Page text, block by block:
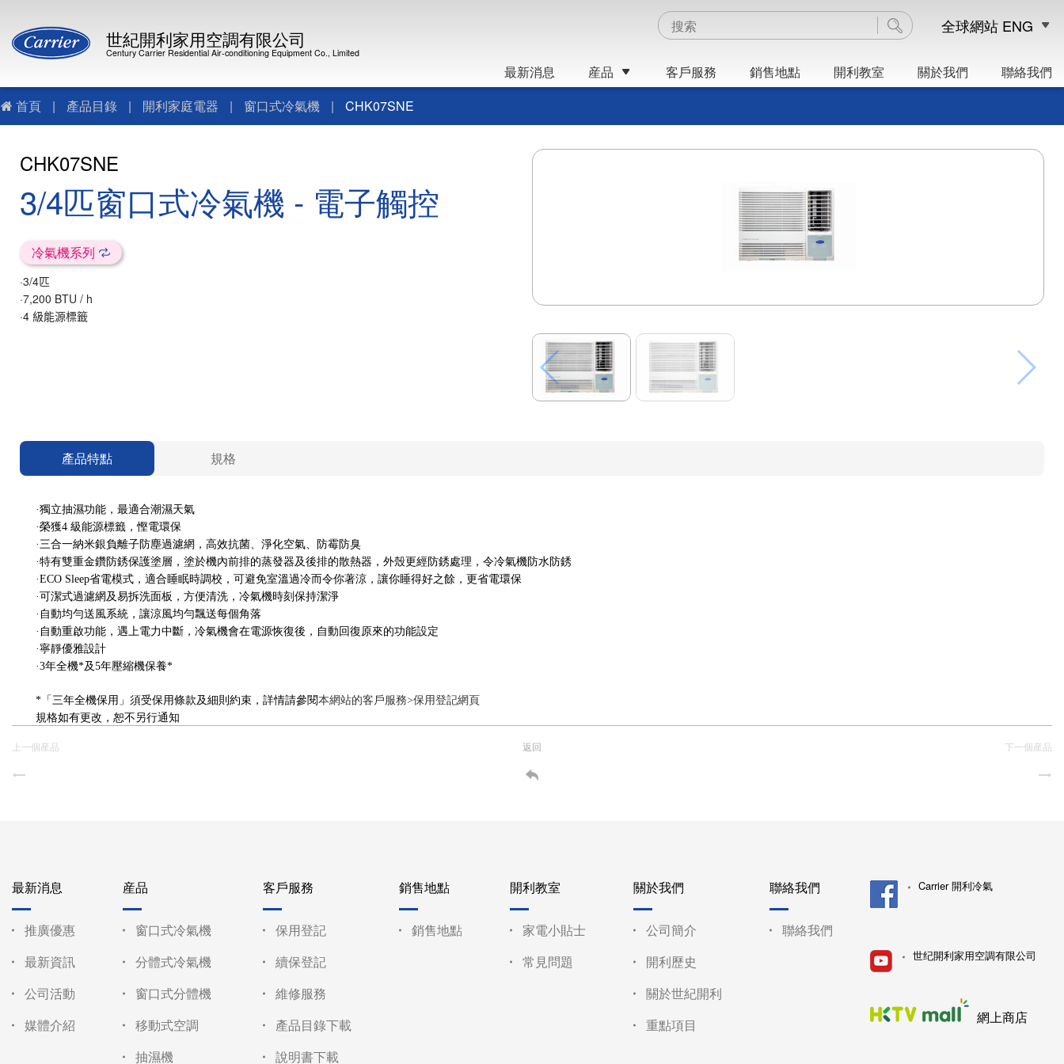
世紀開利家用空調有限公司
Century Carrier Residential Air-conditioning Equipment Co., Limited
最新消息 産品 客戶服務 銷售地點 開利教室 關於我們 聯絡我們
全球網站 ENG
首頁 | 產品目錄 | 開利家庭電器 | 窗口式冷氣機 | CHK07SNE
CHK07SNE
3/4匹窗口式冷氣機 - 電子觸控
冷氣機系列
·3/4匹
·7,200 BTU / h
·4 級能源標籤
產品特點 規格
·獨立抽濕功能，最適合潮濕天氣
·榮獲4 級能源標籤，慳電環保
·三合一納米銀負離子防塵過濾網，高效抗菌、淨化空氣、防霉防臭
·特有雙重金鑽防銹保護塗層，塗於機內前排的蒸發器及後排的散熱器，外殼更經防銹處理，令冷氣機防水防銹
·ECO Sleep省電模式，適合睡眠時調校，可避免室溫過冷而令你著涼，讓你睡得好之餘，更省電環保
·可潔式過濾網及易拆洗面板，方便清洗，冷氣機時刻保持潔淨
·自動均勻送風系統，讓涼風均勻飄送每個角落
·自動重啟功能，遇上電力中斷，冷氣機會在電源恢復後，自動回復原來的功能設定
·寧靜優雅設計
·3年全機*及5年壓縮機保養*
*「三年全機保用」須受保用條款及細則約束，詳情請參閱本網站的客戶服務>保用登記網頁
規格如有更改，恕不另行通知
上一個産品 返回 下一個産品
最新消息
推廣優惠
最新資訊
公司活動
媒體介紹
産品
窗口式冷氣機
分體式冷氣機
窗口式分體機
移動式空調
抽濕機
客戶服務
保用登記
續保登記
維修服務
產品目錄下載
說明書下載
銷售地點
銷售地點
開利教室
家電小貼士
常見問題
關於我們
公司簡介
開利歷史
關於世紀開利
重點項目
聯絡我們
聯絡我們
Carrier 開利冷氣
世纪開利家用空調有限公司
網上商店